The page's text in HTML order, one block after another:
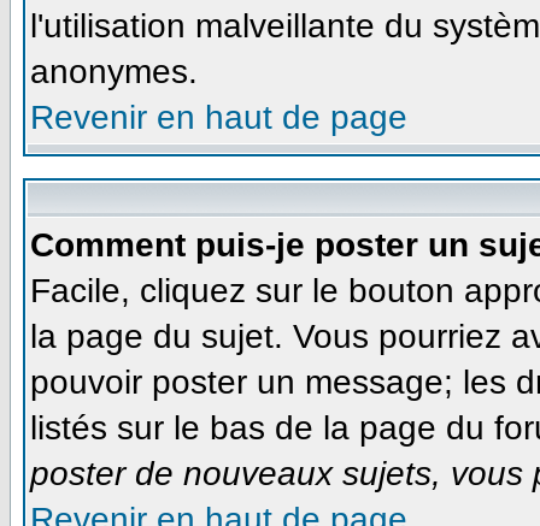
l'utilisation malveillante du
anonymes.
Revenir en haut de page
Comment puis-je poster un
Facile, cliquez sur le bouton
la page du sujet. Vous pourriez
pouvoir poster un message; les
listés sur le bas de la page du
poster de nouveaux sujets, vous